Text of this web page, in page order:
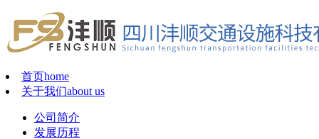
首页home
关于我们about us
公司简介
发展历程